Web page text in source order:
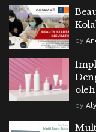
by
by